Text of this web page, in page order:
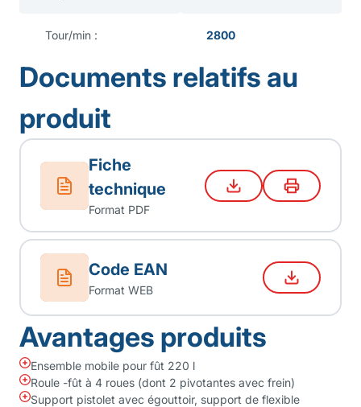
Tour/min : 2800
Documents relatifs au
produit
Fiche
technique
Format PDF
Code EAN
Format WEB
Avantages produits
Ensemble mobile pour fût 220 l
Roule -fût à 4 roues (dont 2 pivotantes avec frein)
Support pistolet avec égouttoir, support de flexible